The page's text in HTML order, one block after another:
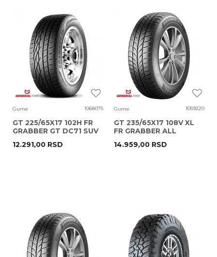
Gume 1068075
GT 225/65X17 102H FR
GRABBER GT DC71 SUV
12.291,00 RSD
Gume 1059220
GT 235/65X17 108V XL
FR GRABBER ALL
14.959,00 RSD